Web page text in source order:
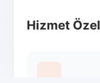
Hizmet